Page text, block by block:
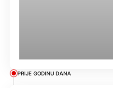
PRIJE GODINU DANA